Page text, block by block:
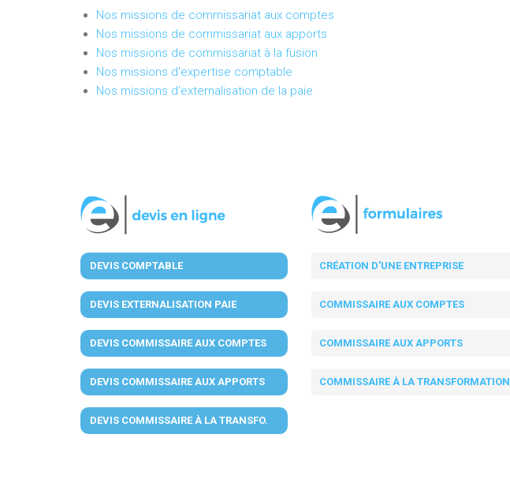
Nos missions de commissariat aux comptes
Nos missions de commissariat aux apports
Nos missions de commissariat à la fusion
Nos missions d'expertise comptable
Nos missions d'externalisation de la paie
DEVIS COMPTABLE
DEVIS EXTERNALISATION PAIE
DEVIS COMMISSAIRE AUX COMPTES
DEVIS COMMISSAIRE AUX APPORTS
DEVIS COMMISSAIRE À LA TRANSFO.
CRÉATION D'UNE ENTREPRISE
COMMISSAIRE AUX COMPTES
COMMISSAIRE AUX APPORTS
COMMISSAIRE À LA TRANSFORMATION